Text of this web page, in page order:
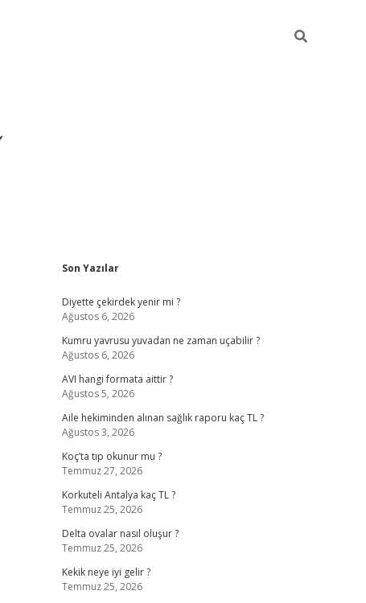
Sidebar
Son Yazılar
Diyette çekirdek yenir mi ?
Ağustos 6, 2026
Kumru yavrusu yuvadan ne zaman uçabilir ?
Ağustos 6, 2026
AVI hangi formata aittir ?
Ağustos 5, 2026
Aile hekiminden alınan sağlık raporu kaç TL ?
Ağustos 3, 2026
Koç’ta tıp okunur mu ?
Temmuz 27, 2026
Korkuteli Antalya kaç TL ?
Temmuz 25, 2026
Delta ovalar nasıl oluşur ?
Temmuz 25, 2026
Kekik neye iyi gelir ?
Temmuz 25, 2026